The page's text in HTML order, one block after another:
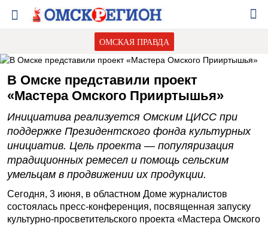
ОМСКАЯ ПРАВДА
В Омске представили проект
«Мастера Омского Прииртышья»
Инициатива реализуется Омским ЦИСС при
поддержке Президентского фонда культурных
инициатив. Цель проекта — популяризация
традиционных ремесел и помощь сельским
умельцам в продвижении их продукции.
Сегодня, 3 июня, в областном Доме журналистов
состоялась пресс-конференция, посвященная запуску
культурно-просветительского проекта «Мастера Омского